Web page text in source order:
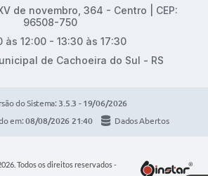
de novembro, 364 - Centro | CEP:
96508-750
às 12:00 - 13:30 às 17:30
de Cachoeira do Sul - RS
do Sistema: 3.5.3 - 19/06/2026
em:08/08/2026 21:40 Dados Abertos
Todos os direitos reservados -